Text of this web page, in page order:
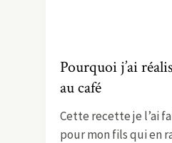
Pourquoi j’ai
au café
Cette recette je l’ai
pour mon fils qui en